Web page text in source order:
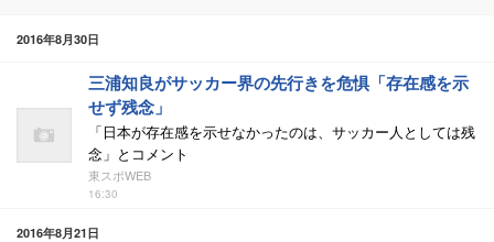
2016年8月30日
三浦知良がサッカー界の先行きを危惧「存在感を示
せず残念」
「日本が存在感を示せなかったのは、サッカー人としては残
念」とコメント
東スポWEB
16:30
2016年8月21日